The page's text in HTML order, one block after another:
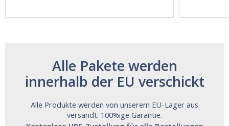
Alle Pakete werden
innerhalb der EU verschickt
Alle Produkte werden von unserem EU-Lager aus
versandt. 100%ige Garantie.